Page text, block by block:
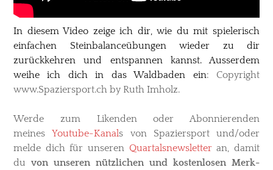
In diesem Video zeige ich dir, wie du mit spielerisch
einfachen Steinbalanceübungen wieder zu dir
zurückkehren und entspannen kannst. Ausserdem
weihe ich dich in das Waldbaden ein: ​Copyright
www.Spaziersport.ch by Ruth Imholz.
Werde zum Likenden oder Abonnierenden
meinesYoutube-Kanals von Spaziersport und/oder
melde dich für unseren Quartalsnewsletteran, damit
du von unseren nützlichen und kostenlosen Merk-